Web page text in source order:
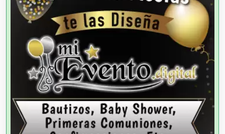
Agencias de Cobranza
Agencias de Colocación
Agencias de Modelos
Agencias de Publicidad